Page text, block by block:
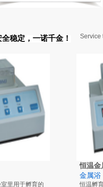
Service
全稳定，一诺千金！
里用于孵育的
恒温金
金属浴
恒温孵